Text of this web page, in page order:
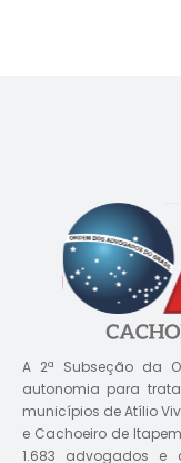
A 2ª Subseção da
autonomia para
municípios de Atílio
e Cachoeiro de
1.683 advogados e